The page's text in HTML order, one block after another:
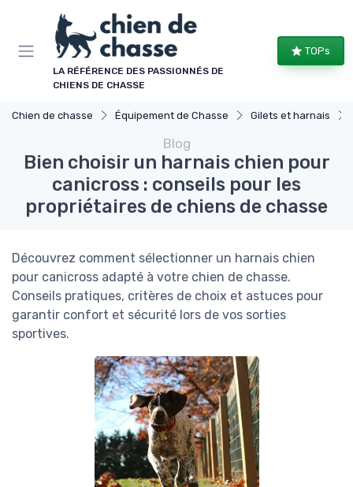
LA RÉFÉRENCE DES PASSIONNÉS DE
CHIENS DE CHASSE
TOPs
Chien de chasse Équipement de Chasse Gilets et harnais
Blog
Bien choisir un harnais chien pour
canicross : conseils pour les
propriétaires de chiens de chasse
Découvrez comment sélectionner un harnais chien
pour canicross adapté à votre chien de chasse.
Conseils pratiques, critères de choix et astuces pour
garantir confort et sécurité lors de vos sorties
sportives.
Panneau de gestion des cookies